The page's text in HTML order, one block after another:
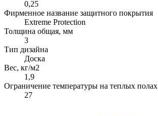
0,25
Фирменное название защитного покрытия
Extreme Protection
Толщина общая, мм
3
Тип дизайна
Доска
Вес, кг/м2
1,9
Ограничение температуры на теплых полах
27